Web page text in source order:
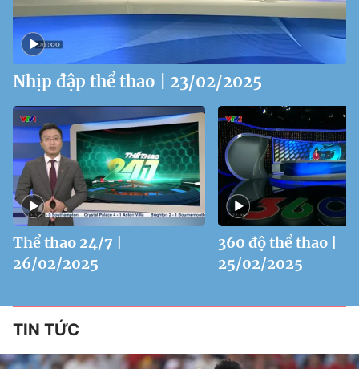
Nhịp đập thể thao | 23/02/2025
Thể thao 24/7 |
26/02/2025
360 độ thể thao |
25/02/2025
TIN TỨC